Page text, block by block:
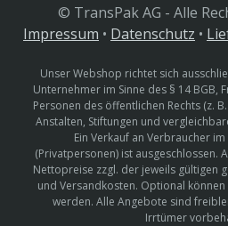
© TransPak AG - Alle
Impressum • Datenschutz •
Unser Webshop richtet sich
Unternehmer im Sinne des § 14 BGB,
Personen des öffentlichen Rechts (z.
Anstalten, Stiftungen und
Ein Verkauf an Verbraucher im
(Privatpersonen) ist ausgeschlossen.
Nettopreise zzgl. der jeweils gültigen
und Versandkosten. Optional
werden. Alle Angebote sind
Irrtümer